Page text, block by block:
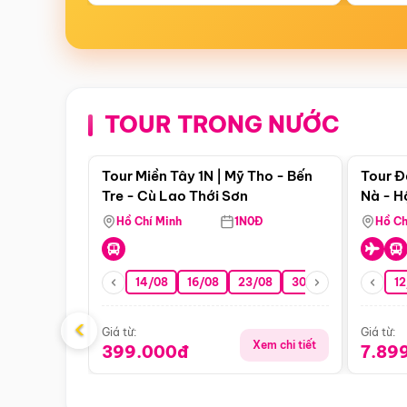
TOUR TRONG NƯỚC
Điểm nổi bật
Tour Miền Tây 1N | Mỹ Tho - Bến
Tre - Cù Lao Thới Sơn
Hồ Chí Minh 1N0Đ
14/08 16/08 23/08 30/08 06/09
Giá từ:
399.000đ Xem chi tiết
Tour
Nà -
Nha
Hồ
Giá từ:
‹